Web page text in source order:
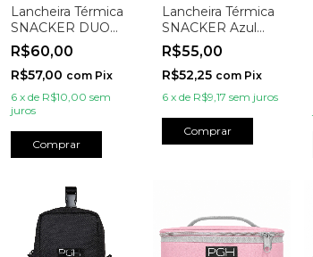
Lancheira Térmica
SNACKER DUO
Preto
R$60,00
R$57,00 com Pix
6 x de R$10,00 sem
juros
Comprar
Lancheira Térmica
SNACKER Azul
Marinho
R$55,00
R$52,25 com Pix
6 x de R$9,17 sem juros
Comprar